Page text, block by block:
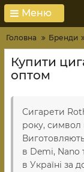
Меню
Головна Бренди
Купити
оптом
Сигарети
року, символ
в Demi, Nano
в Україні за